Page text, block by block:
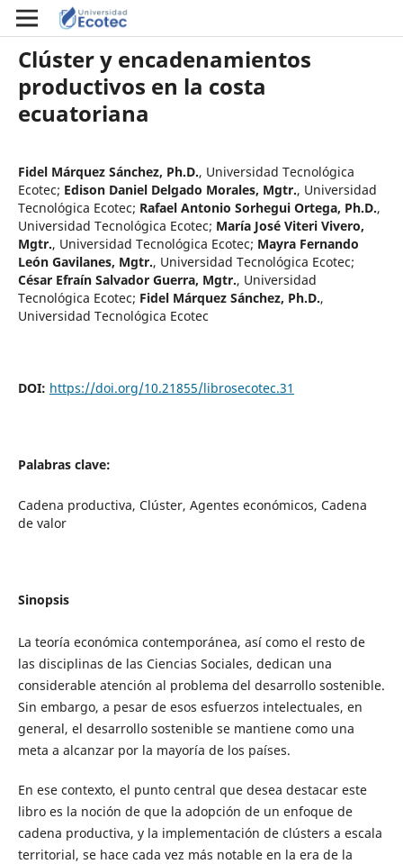
Clúster y encadenamientos
productivos en la costa
ecuatoriana
Fidel Márquez Sánchez, Ph.D., Universidad Tecnológica
Ecotec; Edison Daniel Delgado Morales, Mgtr., Universidad
Tecnológica Ecotec; Rafael Antonio Sorhegui Ortega, Ph.D.,
Universidad Tecnológica Ecotec; María José Viteri Vivero,
Mgtr., Universidad Tecnológica Ecotec; Mayra Fernando
León Gavilanes, Mgtr., Universidad Tecnológica Ecotec;
César Efraín Salvador Guerra, Mgtr., Universidad
Tecnológica Ecotec; Fidel Márquez Sánchez, Ph.D.,
Universidad Tecnológica Ecotec
DOI: https://doi.org/10.21855/librosecotec.31
Palabras clave:
Cadena productiva, Clúster, Agentes económicos, Cadena
de valor
Sinopsis
La teoría económica contemporánea, así como el resto de
las disciplinas de las Ciencias Sociales, dedican una
considerable atención al problema del desarrollo sostenible.
Sin embargo, a pesar de esos esfuerzos intelectuales, en
general, el desarrollo sostenible se mantiene como una
meta a alcanzar por la mayoría de los países.
En ese contexto, el punto central que desea destacar este
libro es la noción de que la adopción de un enfoque de
cadena productiva, y la implementación de clústers a escala
territorial, se hace cada vez más notable en la era de la